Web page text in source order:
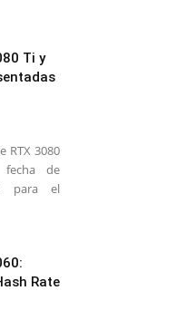
Ti y
RTX 3080
de
para el
Rate